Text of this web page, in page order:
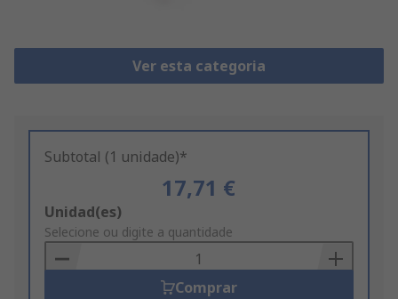
Ver esta categoria
Subtotal (1 unidade)*
17,71 €
Add
to
Basket
Unidad(es)
Selecione ou digite a quantidade
Comprar